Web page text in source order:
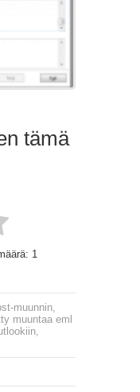
tämä
1
muunnin,
muuntaa eml
,